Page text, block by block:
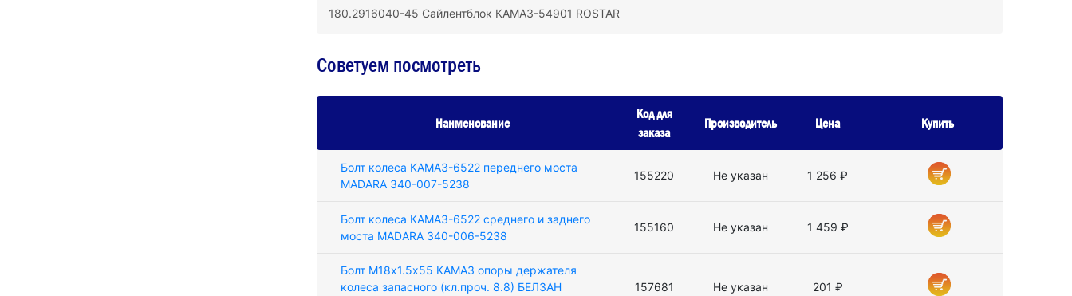
180.2916040-45 Сайлентблок КАМАЗ-54901 ROSTAR
Советуем посмотреть
Наименование
Код для
заказа
Производитель Цена Купить
Болт колеса КАМАЗ-6522 переднего моста
MADARA 340-007-5238
155220 Не указан 1 256 ₽
Болт колеса КАМАЗ-6522 среднего и заднего
моста MADARA 340-006-5238
155160 Не указан 1 459 ₽
Болт М18х1.5х55 КАМАЗ опоры держателя
колеса запасного (кл.проч. 8.8) БЕЛЗАН
157681 Не указан 201 ₽